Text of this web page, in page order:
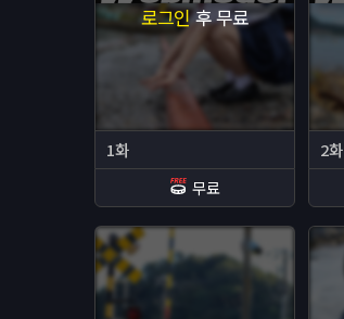
로그인후 무료
1화
무료
2화